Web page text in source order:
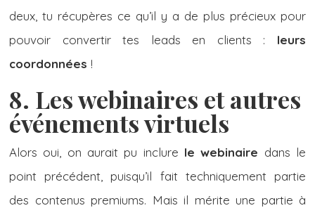
deux, tu récupères ce qu’il y a de plus précieux pour
pouvoir convertir tes leads en clients : leurs
coordonnées !
8. Les webinaires et autres
événements virtuels
Alors oui, on aurait pu inclure le webinaire dans le
point précédent, puisqu’il fait techniquement partie
des contenus premiums. Mais il mérite une partie à